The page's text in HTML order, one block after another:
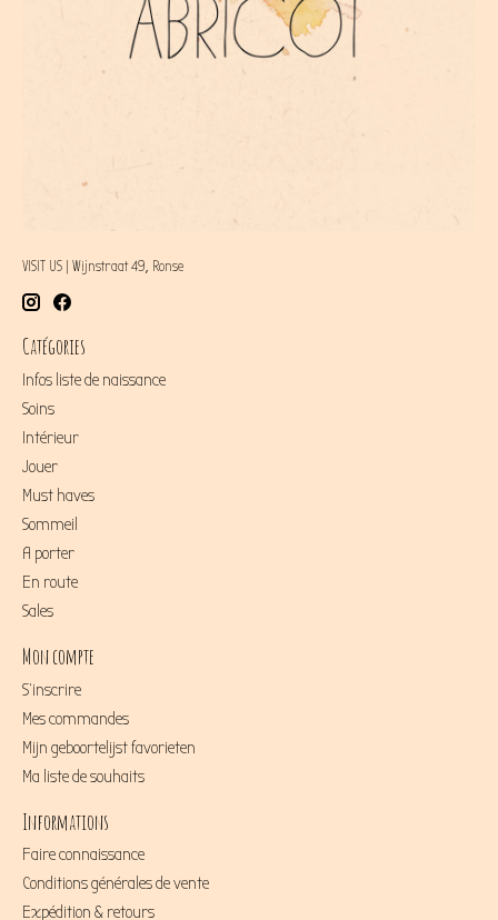
VISIT US | Wijnstraat 49, Ronse
Catégories
Infos liste de naissance
Soins
Intérieur
Jouer
Must haves
Sommeil
A porter
En route
Sales
Mon compte
S'inscrire
Mes commandes
Mijn geboortelijst favorieten
Ma liste de souhaits
Informations
Faire connaissance
Conditions générales de vente
Expédition & retours